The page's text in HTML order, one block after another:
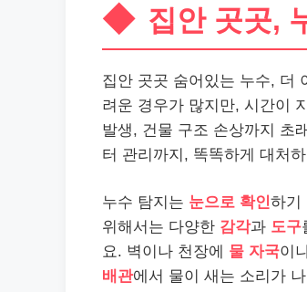
집안 곳곳,
집안 곳곳 숨어있는 누수, 더
려운 경우가 많지만, 시간이
발생, 건물 구조 손상까지 초
터 관리까지, 똑똑하게 대처
누수 탐지는 눈으로 확인하기
위해서는 다양한 감각과 도구
요. 벽이나 천장에 물 자국이
배관에서 물이 새는 소리가